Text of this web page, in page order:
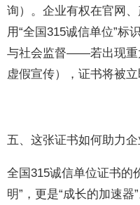
询）。企业有权在官网
用“全国315诚信单位”标
与社会监督——若出现重
虚假宣传），证书将被
五、这张证书如何助力
全国315诚信单位证书的
明”，更是“成长的加速